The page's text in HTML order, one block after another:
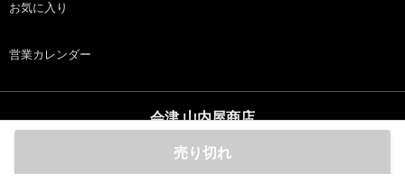
売り切れ
お気に入り
営業カレンダー
会津 山内屋商店
copyright (c) 会津 山内屋商店 all rights reserved.